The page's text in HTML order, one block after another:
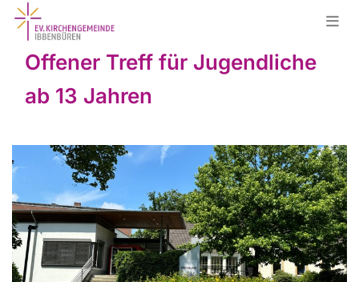
Offener Treff für Jugendliche
ab 13 Jahren